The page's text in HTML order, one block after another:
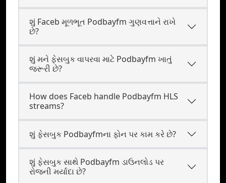
શું Faceb મૂળભૂત Podbayfm ગુણવત્તાને રાખે
છે?
શું મને ફેસબુક વાપરવા માટે Podbayfm ખાતું
જરૂરી છે?
How does Faceb handle Podbayfm HLS
streams?
શું ફેસબુક Podbayfmના ફોન પર કામ કરે છે?
શું ફેસબુક સાથે Podbayfm ડાઉનલોડ પર
રોજની મર્યાદા છે?